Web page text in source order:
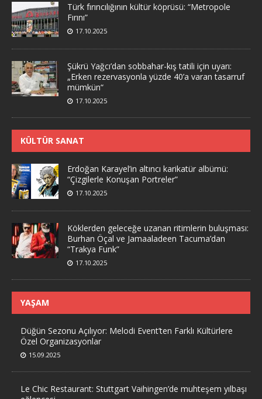
Türk fırıncılığının kültür köprüsü: “Metropole
Fırını”
17.10.2025
Şükrü Yağcı’dan sobbahar-kış tatili için uyarı:
„Erken rezervasyonla yüzde 40’a varan tasarruf
mümkün“
17.10.2025
KÜLTÜR SANAT
Erdoğan Karayel’in altıncı karikatür albümü:
“Çizgilerle Konuşan Portreler”
17.10.2025
Köklerden geleceğe uzanan ritimlerin buluşması:
Burhan Öçal ve Jamaaladeen Tacuma’dan
“Trakya Funk”
17.10.2025
YAŞAM
Düğün Sezonu Açılıyor: Melodi Event’ten Farklı Kültürlere
Özel Organizasyonlar
15.09.2025
Le Chic Restaurant: Stuttgart Vaihingen’de muhteşem yılbaşı